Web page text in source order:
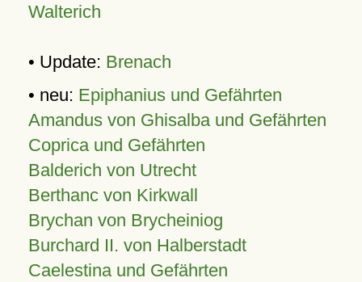
Walterich
• Update: Brenach
• neu: Epiphanius und Gefährten
Amandus von Ghisalba und Gefährten
Coprica und Gefährten
Balderich von Utrecht
Berthanc von Kirkwall
Brychan von Brycheiniog
Burchard II. von Halberstadt
Caelestina und Gefährten